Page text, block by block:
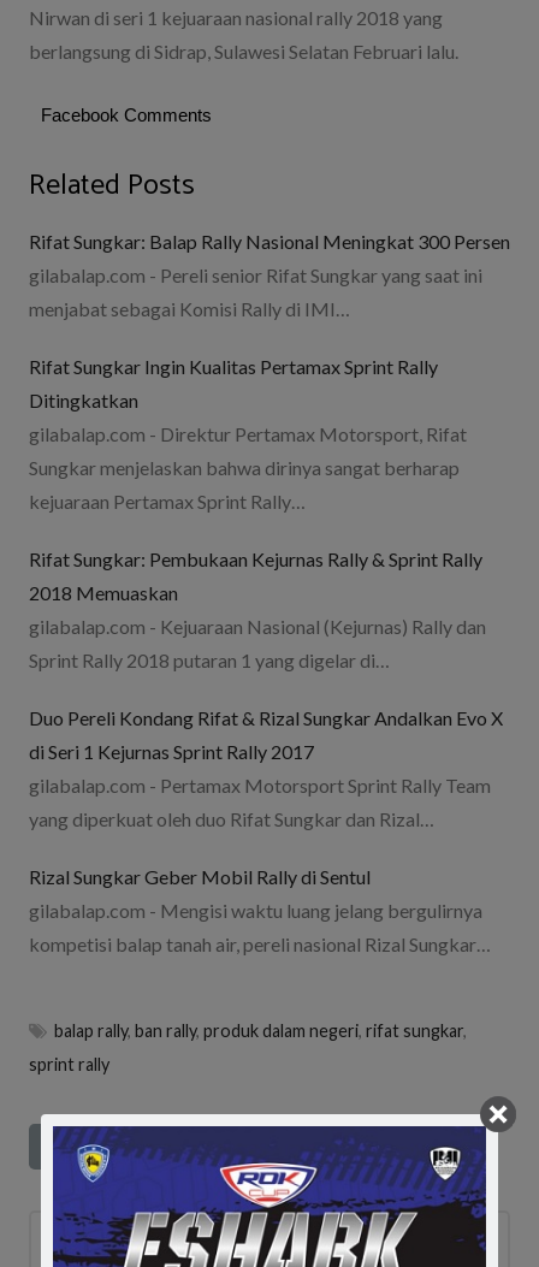
Nirwan di seri 1 kejuaraan nasional rally 2018 yang
berlangsung di Sidrap, Sulawesi Selatan Februari lalu.
Facebook Comments
Related Posts
Rifat Sungkar: Balap Rally Nasional Meningkat 300 Persen
gilabalap.com - Pereli senior Rifat Sungkar yang saat ini
menjabat sebagai Komisi Rally di IMI…
Rifat Sungkar Ingin Kualitas Pertamax Sprint Rally
Ditingkatkan
gilabalap.com - Direktur Pertamax Motorsport, Rifat
Sungkar menjelaskan bahwa dirinya sangat berharap
kejuaraan Pertamax Sprint Rally…
Rifat Sungkar: Pembukaan Kejurnas Rally & Sprint Rally
2018 Memuaskan
gilabalap.com - Kejuaraan Nasional (Kejurnas) Rally dan
Sprint Rally 2018 putaran 1 yang digelar di…
Duo Pereli Kondang Rifat & Rizal Sungkar Andalkan Evo X
di Seri 1 Kejurnas Sprint Rally 2017
gilabalap.com - Pertamax Motorsport Sprint Rally Team
yang diperkuat oleh duo Rifat Sungkar dan Rizal…
Rizal Sungkar Geber Mobil Rally di Sentul
gilabalap.com - Mengisi waktu luang jelang bergulirnya
kompetisi balap tanah air, pereli nasional Rizal Sungkar…
balap rally,ban rally,produk dalam negeri,rifat sungkar,
sprint rally